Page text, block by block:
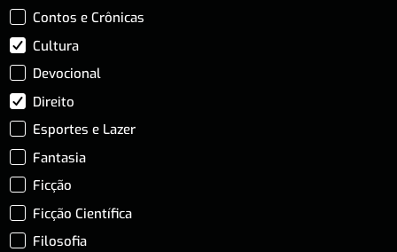
Contos e Crônicas
Cultura
Devocional
Direito
Esportes e Lazer
Fantasia
Ficção
Ficção Científica
Filosofia